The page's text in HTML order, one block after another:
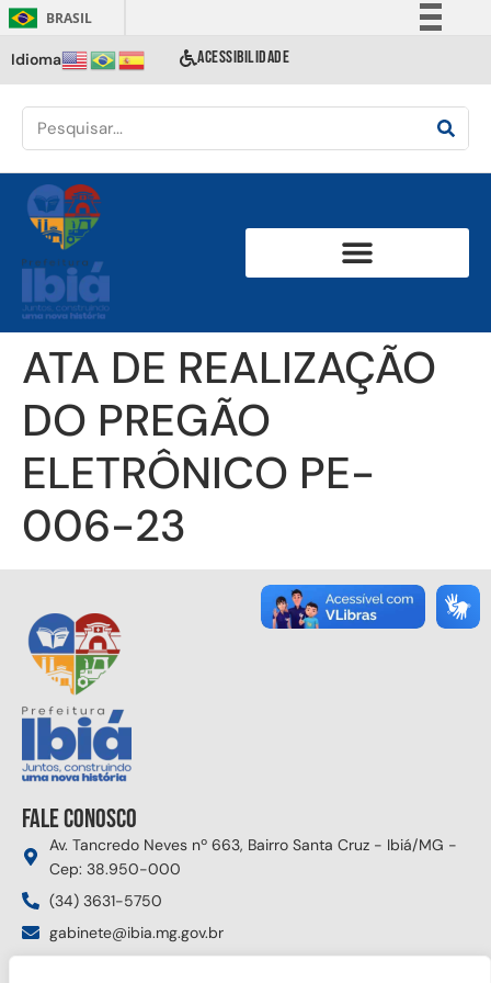
BRASIL
Comunica BR
Acesso à informação
Idioma ACESSIBILIDADE
ATA DE REALIZAÇÃO
DO PREGÃO
ELETRÔNICO PE-
006-23
Fale conosco
Av. Tancredo Neves nº 663, Bairro Santa Cruz - Ibiá/MG -
Cep: 38.950-000
(34) 3631-5750
gabinete@ibia.mg.gov.br